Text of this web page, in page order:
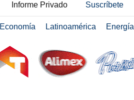
Informe Privado Suscríbete
Economía Latinoamérica Energía